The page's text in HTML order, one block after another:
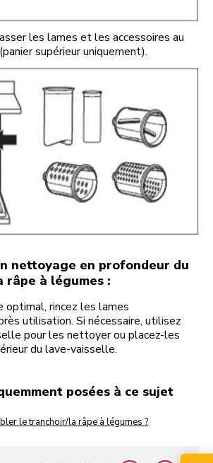
les lames et les accessoires au
supérieur uniquement).
nettoyage en profondeur du
à légumes :
optimal, rincez les lames
utilisation. Si nécessaire, utilisez
pour les nettoyer ou placez-les
du lave-vaisselle.
posées à ce sujet
le tranchoir/la râpe à légumes ?